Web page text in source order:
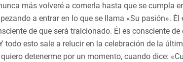
más volveré a comerla hasta que se cumpla
a entrar en lo que se llama «Su pasión». Él
de que será traicionado. Él es consciente de
esto sale a relucir en la celebración de la
detenerme por un momento, cuando dice: